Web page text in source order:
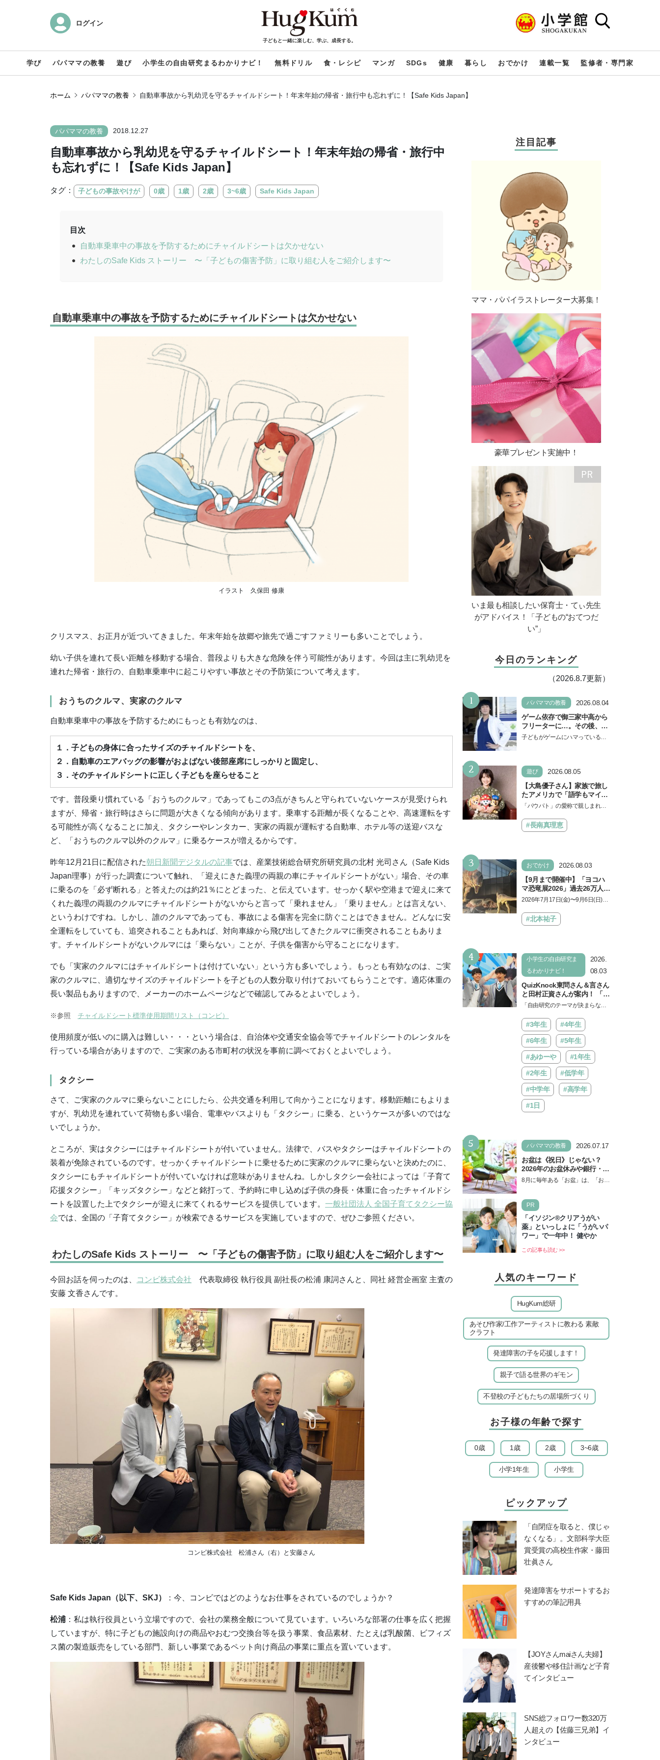
ログイン
子どもと一緒に楽しむ、学ぶ、成長する。
学び パパママの教養 遊び 小学生の自由研究まるわかりナビ！ 無料ドリル 食・レシピ マンガ SDGs 健康 暮らし おでかけ 連載一覧 監修者・専門家
ホーム パパママの教養 自動車事故から乳幼児を守るチャイルドシート！年末年始の帰省・旅行中も忘れずに！【Safe Kids Japan】
パパママの教養 2018.12.27
自動車事故から乳幼児を守るチャイルドシート！年末年始の帰省・旅行中
も忘れずに！【Safe Kids Japan】
タグ： 子どもの事故やけが 0歳 1歳 2歳 3~6歳 Safe Kids Japan
目次
自動車乗車中の事故を予防するためにチャイルドシートは欠かせない
わたしのSafe Kids ストーリー 〜「子どもの傷害予防」に取り組む人をご紹介します〜
自動車乗車中の事故を予防するためにチャイルドシートは欠かせない
イラスト 久保田 修康
クリスマス、お正月が近づいてきました。年末年始を故郷や旅先で過ごすファミリーも多いことでしょう。
幼い子供を連れて長い距離を移動する場合、普段よりも大きな危険を伴う可能性があります。今回は主に乳幼児を
連れた帰省・旅行の、自動車乗車中に起こりやすい事故とその予防策について考えます。
おうちのクルマ、実家のクルマ
自動車乗車中の事故を予防するためにもっとも有効なのは、
１．子どもの身体に合ったサイズのチャイルドシートを、
２．自動車のエアバッグの影響がおよばない後部座席にしっかりと固定し、
３．そのチャイルドシートに正しく子どもを座らせること
です。普段乗り慣れている「おうちのクルマ」であってもこの3点がきちんと守られていないケースが見受けられ
ますが、帰省・旅行時はさらに問題が大きくなる傾向があります。乗車する距離が長くなることや、高速運転をす
る可能性が高くなることに加え、タクシーやレンタカー、実家の両親が運転する自動車、ホテル等の送迎バスな
ど、「おうちのクルマ以外のクルマ」に乗るケースが増えるからです。
昨年12月21日に配信された朝日新聞デジタルの記事では、産業技術総合研究所研究員の北村 光司さん（Safe Kids
Japan理事）が行った調査について触れ、「迎えにきた義理の両親の車にチャイルドシートがない」場合、その車
に乗るのを「必ず断れる」と答えたのは約21％にとどまった、と伝えています。せっかく駅や空港まで迎えに来て
くれた義理の両親のクルマにチャイルドシートがないからと言って「乗れません」「乗りません」とは言えない、
というわけですね。しかし、誰のクルマであっても、事故による傷害を完全に防ぐことはできません。どんなに安
全運転をしていても、追突されることもあれば、対向車線から飛び出してきたクルマに衝突されることもありま
す。チャイルドシートがないクルマには「乗らない」ことが、子供を傷害から守ることになります。
でも「実家のクルマにはチャイルドシートは付けていない」という方も多いでしょう。もっとも有効なのは、ご実
家のクルマに、適切なサイズのチャイルドシートを子どもの人数分取り付けておいてもらうことです。適応体重の
長い製品もありますので、メーカーのホームページなどで確認してみるとよいでしょう。
※参照 チャイルドシート標準使用期間リスト（コンビ）
使用頻度が低いのに購入は難しい・・・という場合は、自治体や交通安全協会等でチャイルドシートのレンタルを
行っている場合がありますので、ご実家のある市町村の状況を事前に調べておくとよいでしょう。
タクシー
さて、ご実家のクルマに乗らないことにしたら、公共交通を利用して向かうことになります。移動距離にもよりま
すが、乳幼児を連れていて荷物も多い場合、電車やバスよりも「タクシー」に乗る、というケースが多いのではな
いでしょうか。
ところが、実はタクシーにはチャイルドシートが付いていません。法律で、バスやタクシーはチャイルドシートの
装着が免除されているのです。せっかくチャイルドシートに乗せるために実家のクルマに乗らないと決めたのに、
タクシーにもチャイルドシートが付いていなければ意味がありませんね。しかしタクシー会社によっては「子育て
応援タクシー」「キッズタクシー」などと銘打って、予約時に申し込めば子供の身長・体重に合ったチャイルドシ
ートを設置した上でタクシーが迎えに来てくれるサービスを提供しています。 一般社団法人 全国子育てタクシー協
会では、全国の「子育てタクシー」が検索できるサービスを実施していますので、ぜひご参照ください。
わたしのSafe Kids ストーリー 〜「子どもの傷害予防」に取り組む人をご紹介します〜
今回お話を伺ったのは、 コンビ株式会社 代表取締役 執行役員 副社長の松浦 康詞さんと、同社 経営企画室 主査の
安藤 文香さんです。
コンビ株式会社 松浦さん（右）と安藤さん
Safe Kids Japan （以下、SKJ） ：今、コンビではどのようなお仕事をされているのでしょうか？
松浦 ：私は執行役員という立場ですので、会社の業務全般について見ています。いろいろな部署の仕事を広く把握
していますが、特に子どもの施設向けの商品やおむつ交換台等を扱う事業、食品素材、たとえば乳酸菌、ビフィズ
ス菌の製造販売をしている部門、新しい事業であるペット向け商品の事業に重点を置いています。
注目記事
ママ・パパイラストレーター大募集！
豪華プレゼント実施中！
いま最も相談したい保育士・てぃ先生
がアドバイス！「子どもの“おてつだ
い”」
今日のランキング
（2026.8.7更新）
1 パパママの教養
2026.08.04
ゲーム依存で御三家中高から
フリーターに…。その後、医
学部へ逆転合格した現役医師
子どもがゲームにハマっている
2 遊び
2026.08.05
【大島優子さん】家族で旅し
たアメリカで「語学もマイン
ドも！ 子どもの成長はすごか
『パウ・パトロール ザ・ダイ
ノ・ムービー』ではあきらめ
「パウパト」の愛称で親しまれる
の劇場版シリーズ第3弾、映画『パ
ウ・パトロール ザ…
#長南真理恵
3 おでかけ
2026.08.03
【9月まで開催中】「ヨコハ
マ恐竜展2026」過去26万人を
動員した恐竜展が9年ぶりに
しむポイントを完全ガイド
2026年7月17日(金)〜9月6日(日)、
「ヨコハマ恐竜展2026〜恐竜の食
卓大図鑑〜」が開催…
#北本祐子
4
小学生の自由研究ま
るわかりナビ！
2026.
08.03
QuizKnock東問さん＆言さん
と田村正資さんが案内！ 「よ
みうりランド」で遊びながら
ントが開催
「自由研究のテーマが決まらな
ントをくれるイベントが、よみう
りランド「グッジョバ!!…
#3年生 #4年生
#6年生 #5年生
#あゆーや #1年生
#2年生 #低学年
#中学年 #高学年
#1日
5 パパママの教養
2026.07.17
お盆は《祝日》じゃない？
2026年のお盆休みや銀行・役
所の営業や交通機関情報も紹
8月に毎年ある「お盆」は、「お盆
ずは2026年のお盆…
PR
「イソジン®クリアうがい
薬」といっしょに「うがいパ
ワー」で一年中！ 健やか
この記事も読む >>
人気のキーワード
HugKum総研
あそび作家/工作アーティストに教わる 素敵
クラフト
発達障害の子を応援します！
親子で語る世界のギモン
不登校の子どもたちの居場所づくり
お子様の年齢で探す
0歳 1歳 2歳 3~6歳
小学1年生 小学生
ピックアップ
「自閉症を取ると、僕じゃ
なくなる」。文部科学大臣
賞受賞の高校生作家・藤田
壮眞さん
発達障害をサポートするお
すすめの筆記用具
【JOYさんmaiさん夫婦】
産後鬱や移住計画など子育
てインタビュー
SNS総フォロワー数320万
人超えの【佐藤三兄弟】イ
ンタビュー